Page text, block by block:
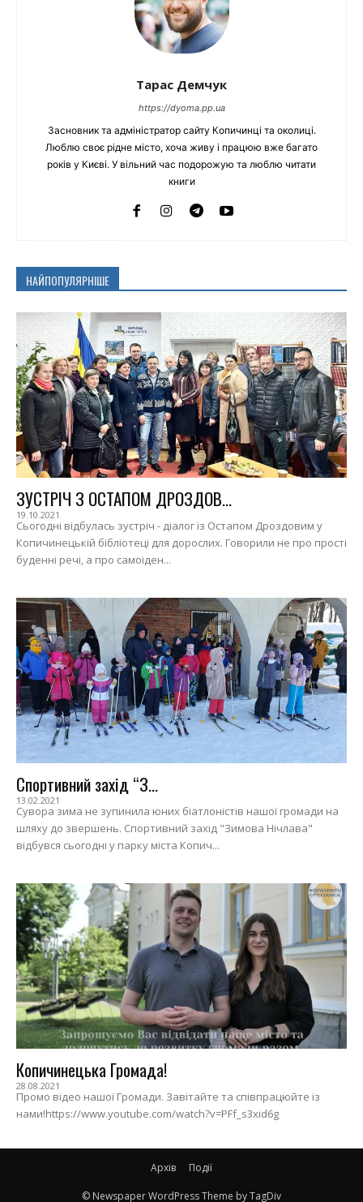
Тарас Демчук
https://dyoma.pp.ua
Засновник та адміністратор сайту Копичинці та околиці.
Люблю своє рідне місто, хоча живу і працюю вже багато
років у Києві. У вільний час подорожую та люблю читати
книги
НАЙПОПУЛЯРНІШЕ
ЗУСТРІЧ З ОСТАПОМ ДРОЗДОВ...
19.10.2021
Сьогодні відбулась зустріч - діалог із Остапом Дроздовим у
Копичинецькій бібліотеці для дорослих. Говорили не про прості
буденні речі, а про самоіден...
Спортивний захід “З...
13.02.2021
Сувора зима не зупинила юних біатлоністів нашої громади на
шляху до звершень. Спортивний захід "Зимова Нічлава"
відбувся сьогодні у парку міста Копич...
Копичинецька Громада!
28.08.2021
Промо відео нашої Громади. Завітайте та співпрацюйте із
нами!https://www.youtube.com/watch?v=PFf_s3xid6g
Архів Події
© Newspaper WordPress Theme by TagDiv